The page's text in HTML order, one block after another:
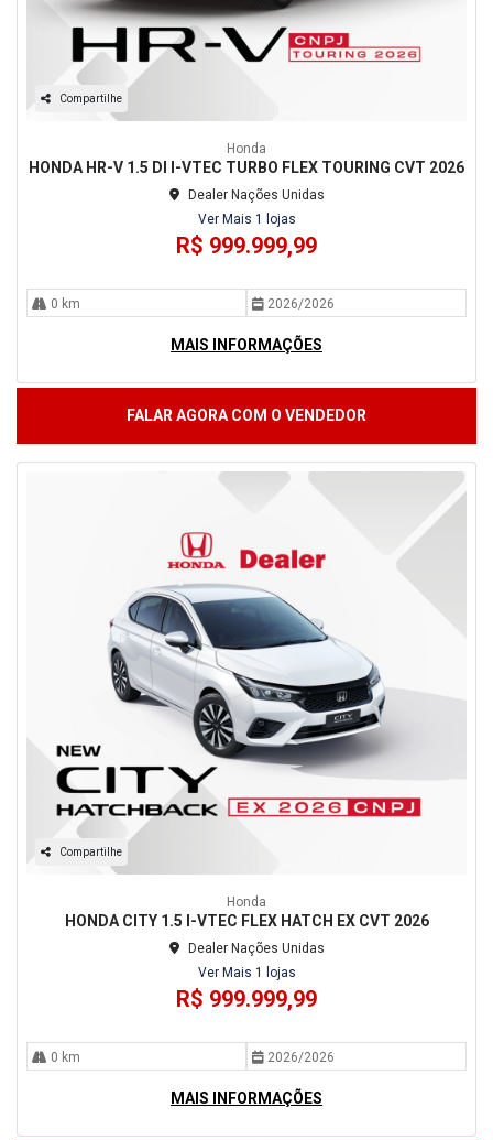
Compartilhe
Honda
HONDA HR-V 1.5 DI I-VTEC TURBO FLEX TOURING CVT 2026
Dealer Nações Unidas
Ver Mais 1 lojas
R$ 999.999,99
0 km 2026/2026
MAIS INFORMAÇÕES
FALAR AGORA COM O VENDEDOR
Compartilhe
Honda
HONDA CITY 1.5 I-VTEC FLEX HATCH EX CVT 2026
Dealer Nações Unidas
Ver Mais 1 lojas
R$ 999.999,99
0 km 2026/2026
MAIS INFORMAÇÕES